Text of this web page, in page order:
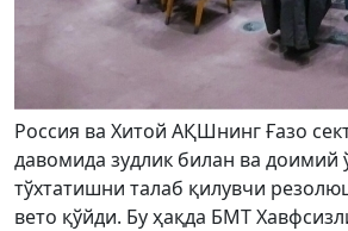
Россия ва Хитой АҚШнинг Ғазо
давомида зудлик билан ва доимий
тўхтатишни талаб қилувчи
вето қўйди. Бу ҳақда БМТ